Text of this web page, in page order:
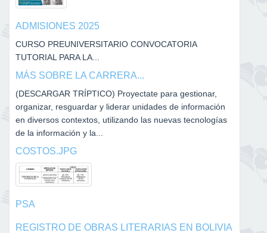
ADMISIONES 2025
CURSO PREUNIVERSITARIO CONVOCATORIA
TUTORIAL PARA LA...
MÁS SOBRE LA CARRERA...
(DESCARGAR TRÍPTICO) Proyectate para gestionar,
organizar, resguardar y liderar unidades de información
en diversos contextos, utilizando las nuevas tecnologías
de la información y la...
COSTOS.JPG
PSA
REGISTRO DE OBRAS LITERARIAS EN BOLIVIA